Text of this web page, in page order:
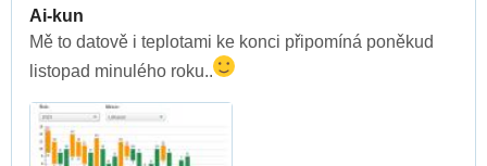
Ai-kun
Mě to datově i teplotami ke konci připomíná poněkud
listopad minulého roku..